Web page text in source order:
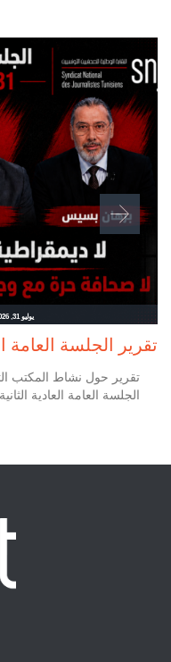
يوليو 31, 2026
تقرير الجلسة العامة العادية
تقرير حول نشاط المكتب
الجلسة العامة العادية